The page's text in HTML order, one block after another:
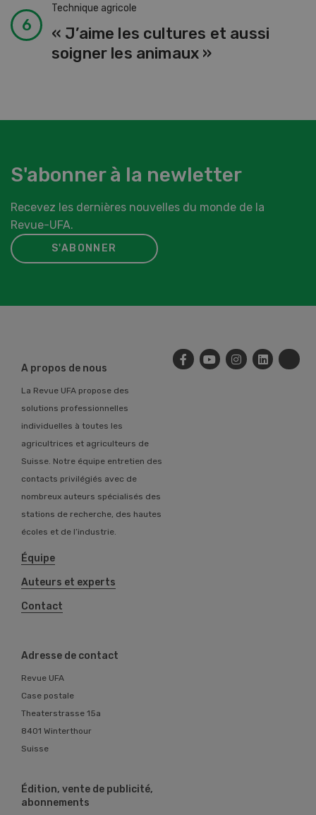
Technique agricole
« J’aime les cultures et aussi
soigner les animaux »
S'abonner à la newletter
Recevez les dernières nouvelles du monde de la
Revue-UFA.
S'ABONNER
A propos de nous
La Revue UFA propose des
solutions professionnelles
individuelles à toutes les
agricultrices et agriculteurs de
Suisse. Notre équipe entretien des
contacts privilégiés avec de
nombreux auteurs spécialisés des
stations de recherche, des hautes
écoles et de l’industrie.
Équipe
Auteurs et experts
Contact
Adresse de contact
Revue UFA
Case postale
Theaterstrasse 15a
8401 Winterthour
Suisse
Édition, vente de publicité,
abonnements